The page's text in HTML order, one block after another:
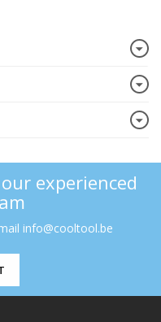
experienced
info@cooltool.be